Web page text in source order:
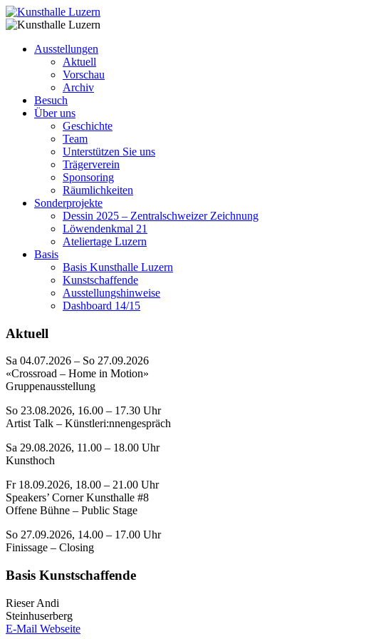
Ausstellungen
Aktuell
Vorschau
Archiv
Besuch
Über uns
Geschichte
Team
Unterstützen Sie uns
Trägerverein
Sponsoring
Räumlichkeiten
Sonderprojekte
Dessin 2025 – Zentralschweizer Zeichnung
Löwendenkmal 21
Ateliertage Luzern
Basis
Basis Kunsthalle Luzern
Kunstschaffende
Ausstellungshinweise
Dashboard 14/15
Aktuell
Sa 04.07.2026 – So 27.09.2026
«Crossroad – Home in Motion»
Gruppenausstellung
So 23.08.2026, 16.00 – 17.30 Uhr
Artist Talk – Künstleri:nnengespräch
Sa 29.08.2026, 11.00 – 18.00 Uhr
Kunsthoch
Fr 18.09.2026, 18.00 – 21.00 Uhr
Speakers’ Corner Kunsthalle #8
Offene Bühne – Public Stage
So 27.09.2026, 14.00 – 17.00 Uhr
Finissage – Closing
Basis Kunstschaffende
Rieser Andi
Steinhuserberg
E-Mail Webseite